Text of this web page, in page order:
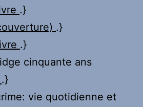
.}
.}
.}
cinquante ans
.}
vie quotidienne et